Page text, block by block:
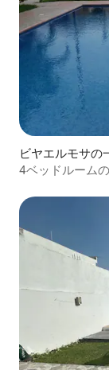
ビヤエルモサの
4ベッドルーム